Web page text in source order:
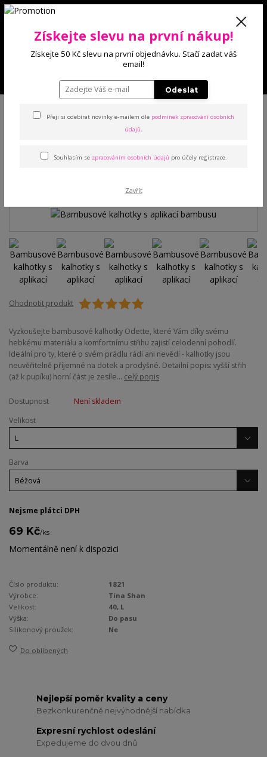
0 Kč
aplikací bambusu
Ohodnotit produkt
Vyzkoušejte bambusové kalhotky Odette, které Vám díky svému
hebkému materiálu a komfortnímu střihu zajistí celodenní pohodlí.
Ideální pro ty, které o svém prádlu rádi ani nevědí - kalhotky jsou
neuvěřitelně příjemné na dotek a prodyšné. Detailní popis: vyšší střih
(až k pupíku) horní část je zesíle... celý popis
Dostupnost
Není skladem
Velikost
Barva
Nejsme plátci DPH
69 Kč/ks
Momentálně není k dispozici
Číslo produktu:
1821
Výrobce:
Tina Shan
Velikost:
40, L
Výška:
Do pasu
Silikonový proužek:
Ne
Do oblíbených
Nejlepší poměr kvality a ceny
Bezkonkurenčně nejvýhodnější nabídka
Expresní rychlost odeslání
Expedujeme do dvou dnů
Získejte slevu na první nákup!
Získejte 50 Kč slevu na první objednávku. Stačí zadat váš
email!
Odeslat
Přeji si odebírat novinky e-mailem dle podmínek zpracování osobních
údajů.
Souhlasím se zpracováním osobních údajů pro účely registrace.
Zavřít